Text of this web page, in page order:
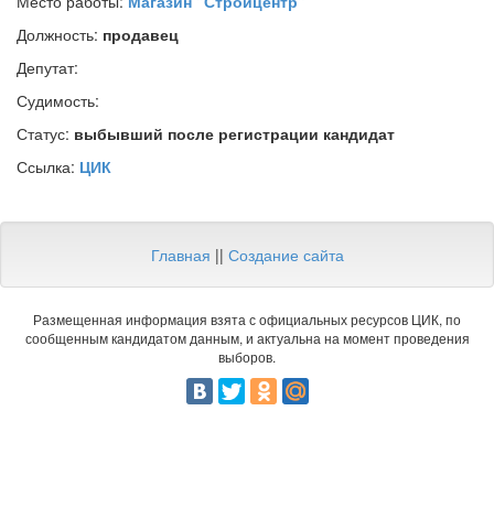
Должность: продавец
Депутат:
Судимость:
Статус: выбывший после регистрации кандидат
Ссылка: ЦИК
Главная || Создание сайта
Размещенная информация взята с официальных ресурсов ЦИК, по
сообщенным кандидатом данным, и актуальна на момент проведения
выборов.